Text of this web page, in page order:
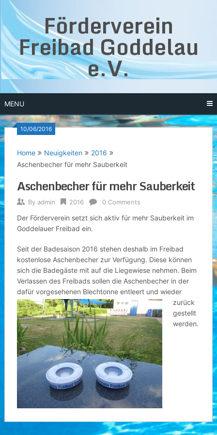
Skip
content
Förderverein
Freibad Goddelau
e.V.
MENU
10/06/2016
Home Neuigkeiten
2016
Aschenbecher für mehr Sauberkeit
Aschenbecher für mehr Sauberkeit
By admin 2016 0 Comments
Der Förderverein setzt sich aktiv für mehr Sauberkeit im
Goddelauer Freibad ein.
Seit der Badesaison 2016 stehen deshalb im Freibad
kostenlose Aschenbecher zur Verfügung. Diese können
sich die Badegäste mit auf die Liegewiese nehmen. Beim
Verlassen des Freibads sollen die Aschenbecher in der
dafür vorgesehenen Blechtonne entleert und wieder
zurück
gestellt
werden.